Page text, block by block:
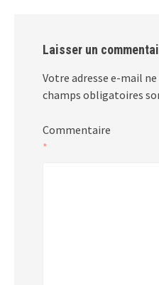
Laisser un
Votre adresse e-mail
champs obligatoires
Commentaire
*